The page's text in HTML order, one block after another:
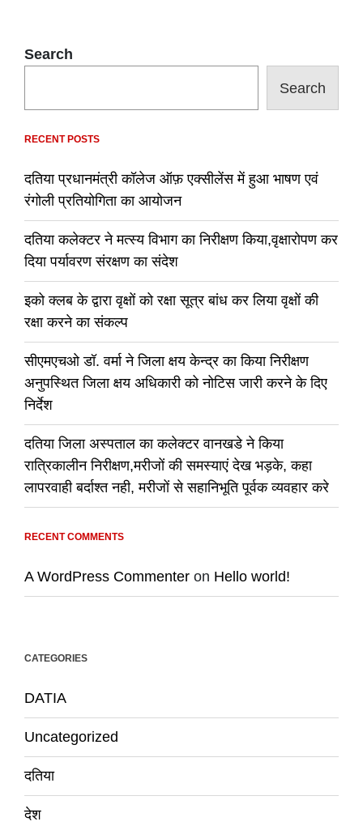
Search
Search
RECENT POSTS
दतिया प्रधानमंत्री कॉलेज ऑफ़ एक्सीलेंस में हुआ भाषण एवं
रंगोली प्रतियोगिता का आयोजन
दतिया कलेक्टर ने मत्स्य विभाग का निरीक्षण किया,वृक्षारोपण कर
दिया पर्यावरण संरक्षण का संदेश
इको क्लब के द्वारा वृक्षों को रक्षा सूत्र बांध कर लिया वृक्षों की
रक्षा करने का संकल्प
सीएमएचओ डॉ. वर्मा ने जिला क्षय केन्द्र का किया निरीक्षण
अनुपस्थित जिला क्षय अधिकारी को नोटिस जारी करने के दिए
निर्देश
दतिया जिला अस्पताल का कलेक्टर वानखडे ने किया
रात्रिकालीन निरीक्षण,मरीजों की समस्याएं देख भड़के, कहा
लापरवाही बर्दाश्त नही, मरीजों से सहानिभूति पूर्वक व्यवहार करे
RECENT COMMENTS
A WordPress Commenter on Hello world!
CATEGORIES
DATIA
Uncategorized
दतिया
देश